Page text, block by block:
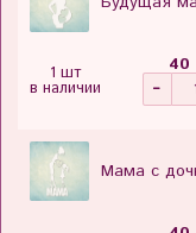
1 шт
в наличии
40
Мама с